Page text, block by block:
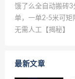
饿了么全自动搬砖3
单，一单2-5米可矩
无需人工【揭秘】
最新文章